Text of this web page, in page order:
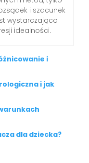
i szacunek
wystarczająco
idealności.
i
i jak
dla dziecka?